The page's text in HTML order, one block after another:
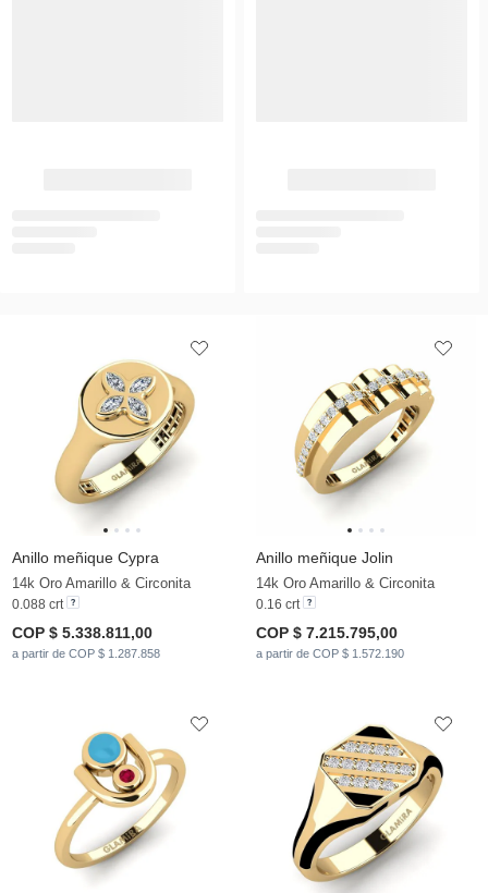
Anillo meñique Cypra
14k Oro Amarillo & Circonita
0.088 crt
COP $ 5.338.811,00
a partir de COP $ 1.287.858
Anillo meñique Jolin
14k Oro Amarillo & Circonita
0.16 crt
COP $ 7.215.795,00
a partir de COP $ 1.572.190